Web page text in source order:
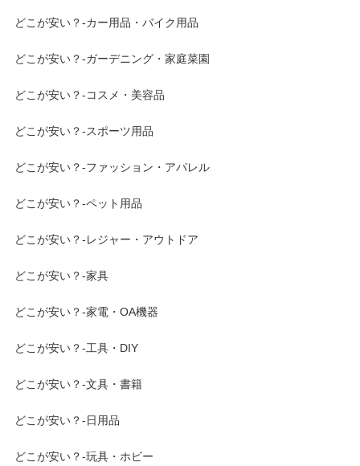
どこが安い？-カー用品・バイク用品
どこが安い？-ガーデニング・家庭菜園
どこが安い？-コスメ・美容品
どこが安い？-スポーツ用品
どこが安い？-ファッション・アパレル
どこが安い？-ペット用品
どこが安い？-レジャー・アウトドア
どこが安い？-家具
どこが安い？-家電・OA機器
どこが安い？-工具・DIY
どこが安い？-文具・書籍
どこが安い？-日用品
どこが安い？-玩具・ホビー